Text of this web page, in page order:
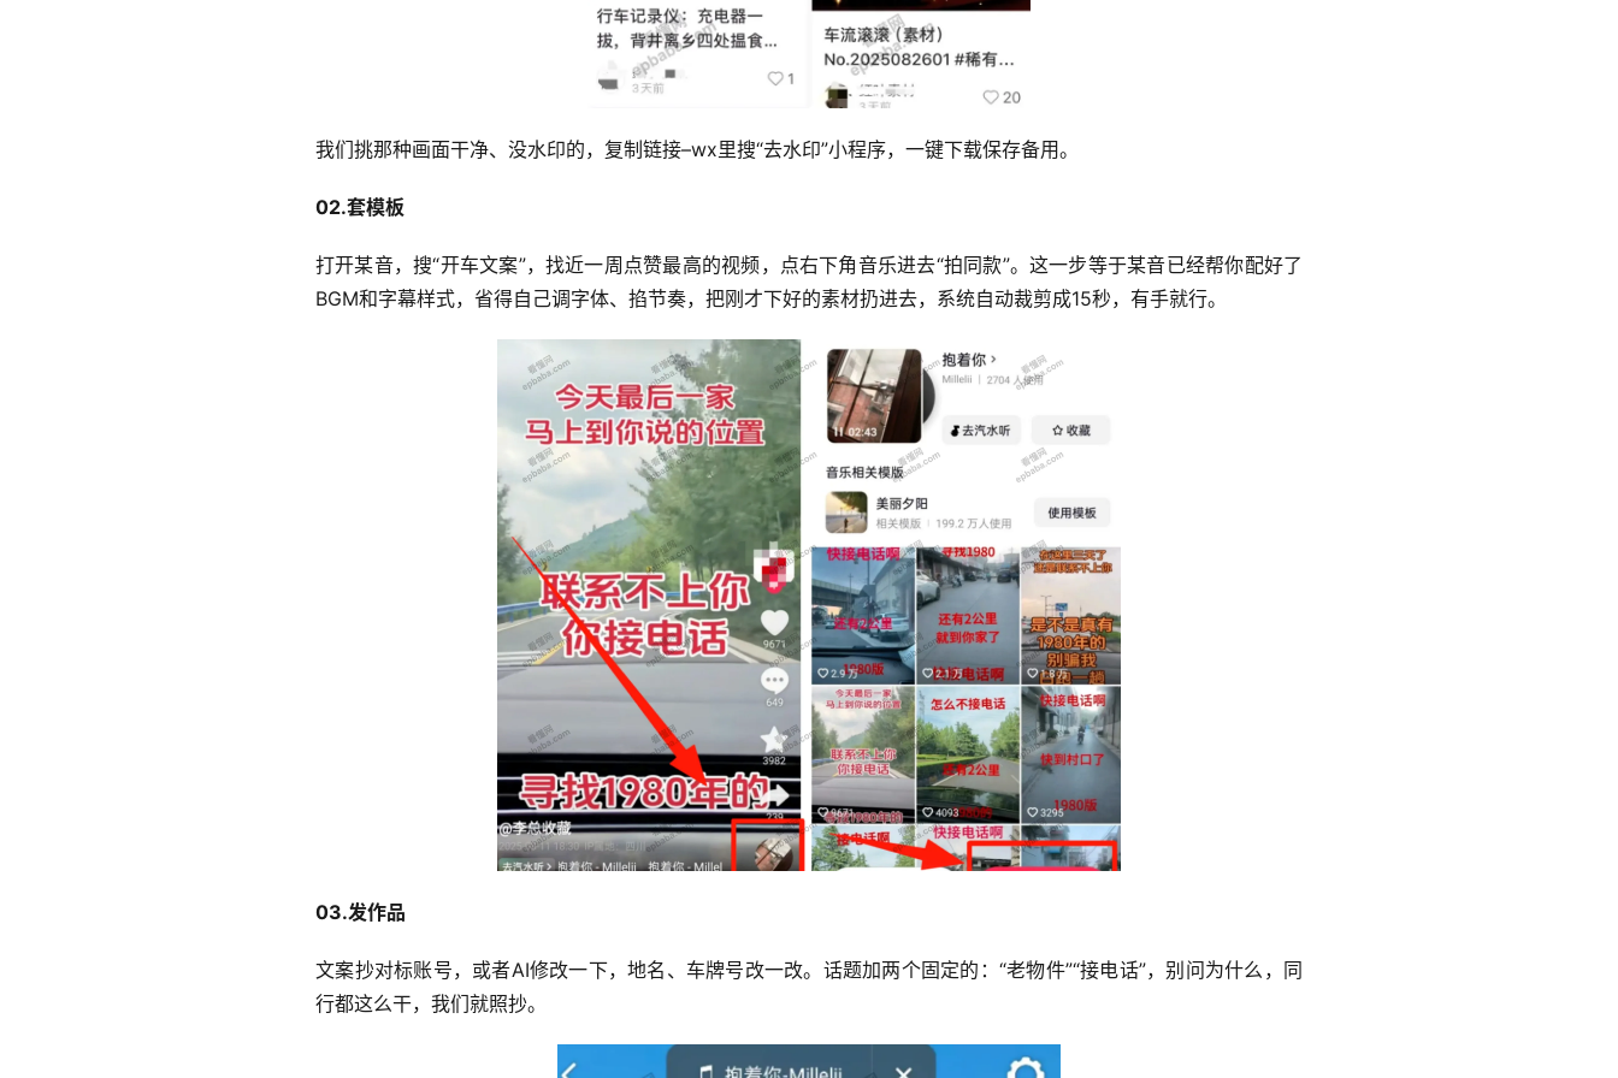
我们挑那种画面干净、没水印的，复制链接–wx里搜“去水印”小程序，一键下载保存备用。
02.套模板
打开某音，搜“开车文案”，找近一周点赞最高的视频，点右下角音乐进去“拍同款”。这一步等于某音已经帮你配好了
BGM和字幕样式，省得自己调字体、掐节奏，把刚才下好的素材扔进去，系统自动裁剪成15秒，有手就行。
03.发作品
文案抄对标账号，或者AI修改一下，地名、车牌号改一改。话题加两个固定的：“老物件”“接电话”，别问为什么，同
行都这么干，我们就照抄。